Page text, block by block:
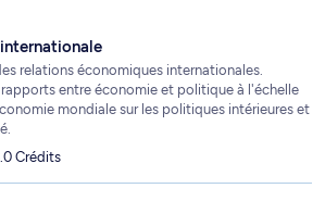
relations économiques internationales.
entre économie et politique à l'échelle
mondiale sur les politiques intérieures et
Crédits